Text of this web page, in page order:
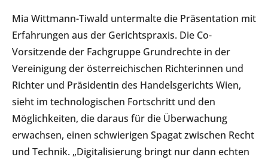
Mia Wittmann-Tiwald untermalte die Präsentation mit
Erfahrungen aus der Gerichtspraxis. Die Co-
Vorsitzende der Fachgruppe Grundrechte in der
Vereinigung der österreichischen Richterinnen und
Richter und Präsidentin des Handelsgerichts Wien,
sieht im technologischen Fortschritt und den
Möglichkeiten, die daraus für die Überwachung
erwachsen, einen schwierigen Spagat zwischen Recht
und Technik. „Digitalisierung bringt nur dann echten